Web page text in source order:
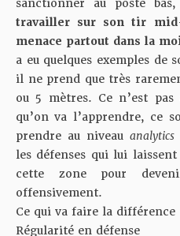
travailler sur son tir
menace partout dans la
a eu quelques exemples de
il ne prend que très
ou 5 mètres. Ce n’est
qu’on va l’apprendre, ce
prendre au niveau analytics
les défenses qui lui
cette zone pour
offensivement.
Ce qui va faire la différence
Régularité en défense